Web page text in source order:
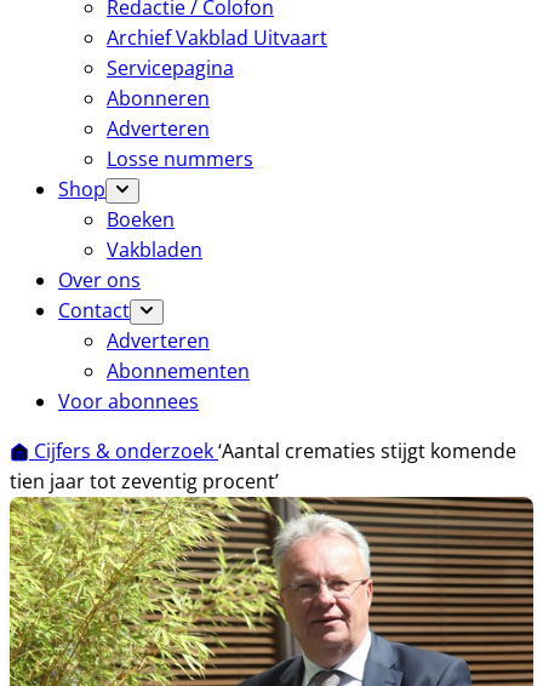
Redactie / Colofon
Archief Vakblad Uitvaart
Servicepagina
Abonneren
Adverteren
Losse nummers
Shop
Boeken
Vakbladen
Over ons
Contact
Adverteren
Abonnementen
Voor abonnees
Cijfers & onderzoek‘Aantal crematies stijgt komende
tien jaar tot zeventig procent’